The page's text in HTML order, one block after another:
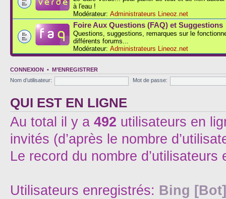
à l'eau !
Modérateur: Administrateurs Lineoz.net
Foire Aux Questions (FAQ) et Suggestions
Questions, suggestions, remarques sur le
différents forums...
Modérateur: Administrateurs Lineoz.net
CONNEXION • M’ENREGISTRER
Nom d’utilisateur:
Mot de passe:
QUI EST EN LIGNE
Au total il y a 492 utilisateurs en
invités (d’après le nombre
Le record du nombre
Utilisateurs enregistrés: Bing [Bot]